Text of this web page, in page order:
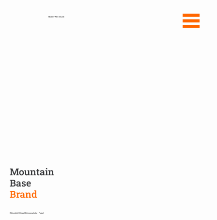
MOUNTAIN BASE
Mountain
Base
Brand
Skiverleih | Shop | Schneeschuhe | Rodel